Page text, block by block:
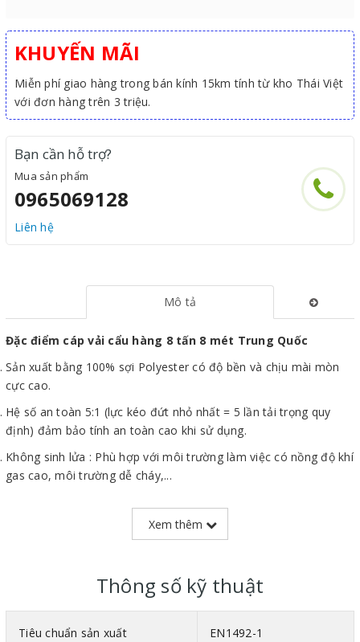
KHUYẾN MÃI
Miễn phí giao hàng trong bán kính 15km tính từ kho Thái Việt
với đơn hàng trên 3 triệu.
Bạn cần hỗ trợ?
Mua sản phẩm
0965069128
Liên hệ
Mô tả
Đặc điểm cáp vải cẩu hàng 8 tấn 8 mét Trung Quốc
Sản xuất bằng 100% sợi Polyester có độ bền và chịu mài mòn
cực cao.
Hệ số an toàn 5:1 (lực kéo đứt nhỏ nhất = 5 lần tải trọng quy
định) đảm bảo tính an toàn cao khi sử dụng.
Không sinh lửa : Phù hợp với môi trường làm việc có nồng độ khí
gas cao, môi trường dễ cháy,...
Bề mặt mềm mịn không gây trầy xước, biến dạng hàng hóa khi
có thể đạt tải trọng lên đến 200% nếu dùng cáp
vải theo phương thức cẩu chữ U.
Xem thêm
Thông số kỹ thuật
Tiêu chuẩn sản xuất EN1492-1